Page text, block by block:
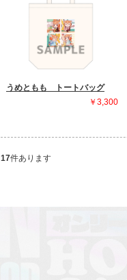
うめともも トートバッグ
￥3,300
17件あります